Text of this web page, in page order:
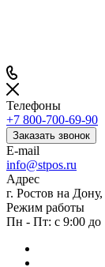
Телефоны
+7 800-700-69-90
Заказать звонок
E-mail
info@stpos.ru
Адрес
г. Ростов на
Режим работы
Пн - Пт: с 9:00 до